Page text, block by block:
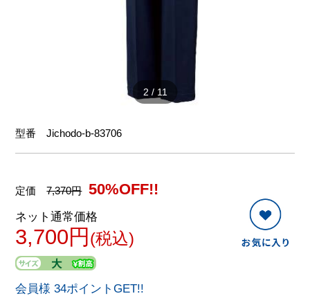
2 / 11
型番Jichodo-b-83706
定価7,370円 50%OFF!!
ネット通常価格
3,700円 (税込)
会員様 34ポイントGET!!